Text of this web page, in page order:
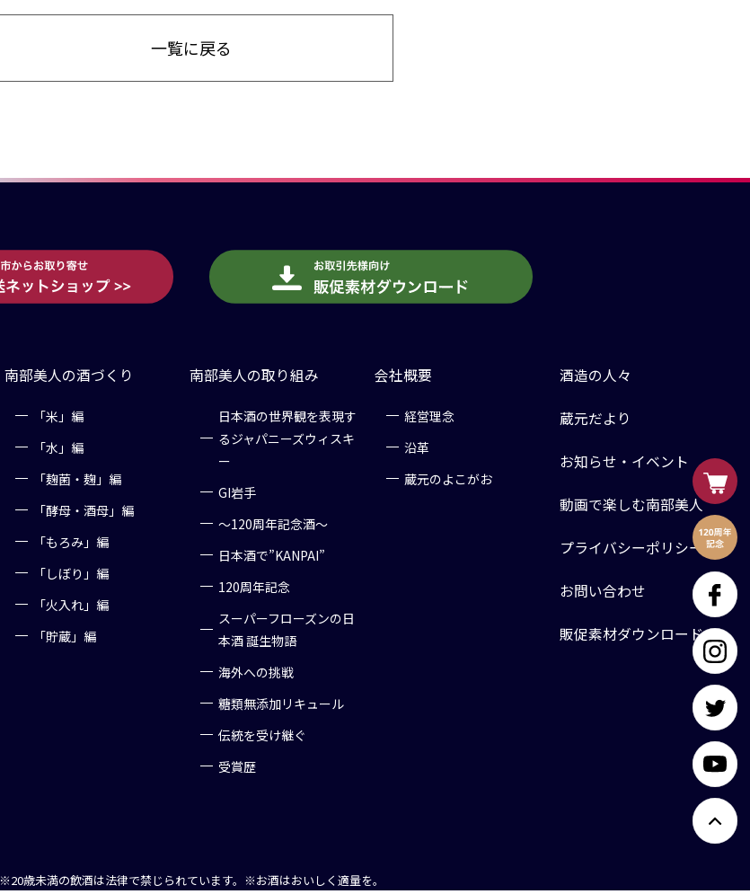
一覧に戻る
南部美人の酒づくり
「米」編
「水」編
「麹菌・麹」編
「酵母・酒母」編
「もろみ」編
「しぼり」編
「火入れ」編
「貯蔵」編
南部美人の取り組み
日本酒の世界観を表現す
るジャパニーズウィスキ
ー
GI岩手
～120周年記念酒～
日本酒で”KANPAI”
120周年記念
スーパーフローズンの日
本酒 誕生物語
海外への挑戦
糖類無添加リキュール
伝統を受け継ぐ
受賞歴
会社概要
経営理念
沿革
蔵元のよこがお
酒造の人々
蔵元だより
お知らせ・イベント
動画で楽しむ南部美人
プライバシーポリシー
お問い合わせ
販促素材ダウンロード
※20歳未満の飲酒は法律で禁じられています。 ※お酒はおいしく適量を。